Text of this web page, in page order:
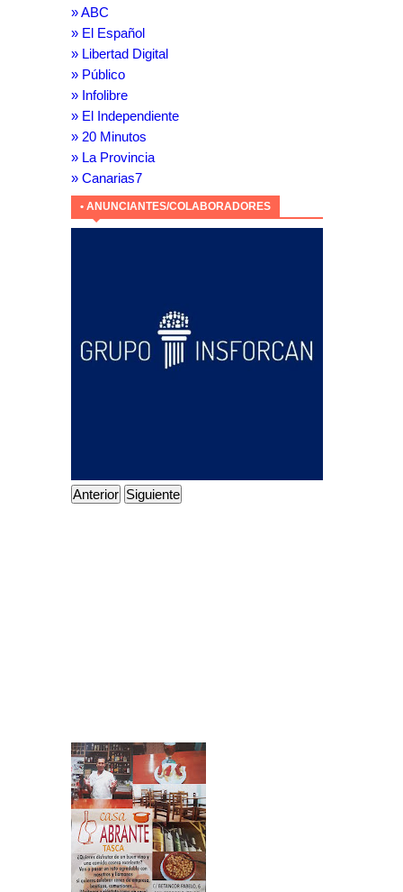
» ABC
» El Español
» Libertad Digital
» Público
» Infolibre
» El Independiente
» 20 Minutos
» La Provincia
» Canarias7
• ANUNCIANTES/COLABORADORES
Anterior Siguiente